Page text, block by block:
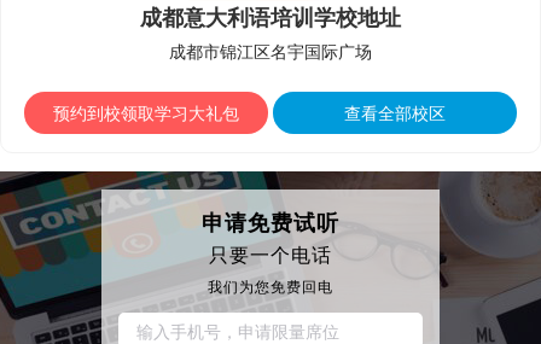
成都意大利语培训学校地址
成都市锦江区名宇国际广场
预约到校领取学习大礼包 查看全部校区
申请免费试听
只要一个电话
我们为您免费回电